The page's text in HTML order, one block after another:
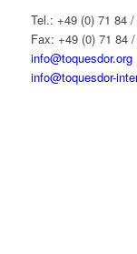
Tel.: +49 (0) 71 84
Fax: +49 (0) 71 84
info@toquesdor.org
info@toquesdor-